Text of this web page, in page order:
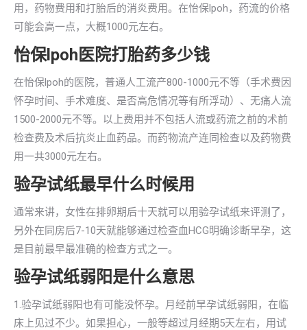
用，药物费用和打胎后的消炎费用。在怡保lpoh，药流的价格
可能会高一点，大概1000元左右。
怡保lpoh医院打胎药多少钱
在怡保lpoh的医院，普通人工流产800-1000元不等（手术费因
怀孕时间、手术难度、是否高危情况等有所浮动）、无痛人流
1500-2000元不等。以上费用并不包括人流或药流之前的术前
检查费及术后抗炎止血药品。而药物流产连同检查以及药物费
用一共3000元左右。
验孕试纸最早什么时候用
通常来讲，女性在排卵期后十天就可以用验孕试纸来评测了，
另外在同房后7-10天就能够通过检查血HCG明确诊断早孕，这
是目前最早最准确的检查方式之一。
验孕试纸弱阳是什么意思
1.验孕试纸弱阳也有可能没怀孕。月经前早孕试纸弱阳，在临
床上见过不少。如果担心，一般等超过月经期5天左右，用试